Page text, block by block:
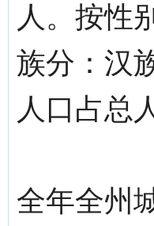
人。按性
族分：汉
人口占总
全年全州